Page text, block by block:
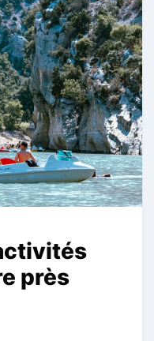
près